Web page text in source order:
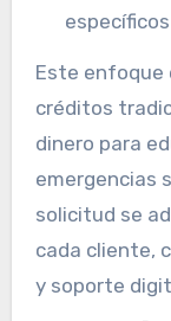
específicos
Este enfoque
créditos
dinero para
emergencias
solicitud se
cada cliente,
y soporte